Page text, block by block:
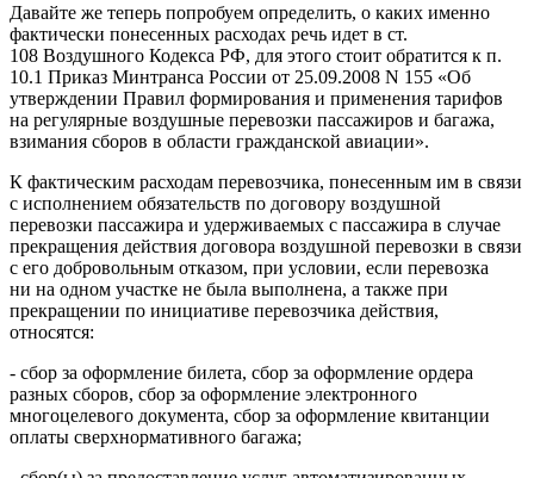
Давайте же теперь попробуем определить, о каких именно
фактически понесенных расходах речь идет в ст.
108 Воздушного Кодекса РФ, для этого стоит обратится к п.
10.1 Приказ Минтранса России от 25.09.2008 N 155 «Об
утверждении Правил формирования и применения тарифов
на регулярные воздушные перевозки пассажиров и багажа,
взимания сборов в области гражданской авиации».
К фактическим расходам перевозчика, понесенным им в связи
с исполнением обязательств по договору воздушной
перевозки пассажира и удерживаемых с пассажира в случае
прекращения действия договора воздушной перевозки в связи
с его добровольным отказом, при условии, если перевозка
ни на одном участке не была выполнена, а также при
прекращении по инициативе перевозчика действия,
относятся:
- сбор за оформление билета, сбор за оформление ордера
разных сборов, сбор за оформление электронного
многоцелевого документа, сбор за оформление квитанции
оплаты сверхнормативного багажа;